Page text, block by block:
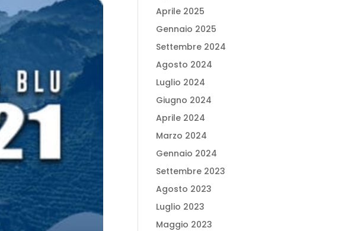
Aprile 2025
Gennaio 2025
Settembre 2024
Agosto 2024
Luglio 2024
Giugno 2024
Aprile 2024
Marzo 2024
Gennaio 2024
Settembre 2023
Agosto 2023
Luglio 2023
Maggio 2023